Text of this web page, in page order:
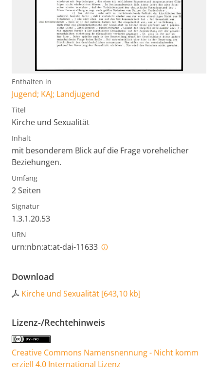
Enthalten in
Jugend; KAJ; Landjugend
Titel
Kirche und Sexualität
Inhalt
mit besonderem Blick auf die Frage vorehelicher
Beziehungen.
Umfang
2 Seiten
Signatur
1.3.1.20.53
URN
urn:nbn:at:at-dai-11633
Download
Kirche und Sexualität [643,10 kb]
Lizenz-/Rechtehinweis
Creative Commons Namensnennung - Nicht komm
erziell 4.0 International Lizenz